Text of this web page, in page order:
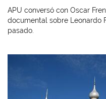
APU conversó con Oscar
documental sobre Leonardo
pasado.